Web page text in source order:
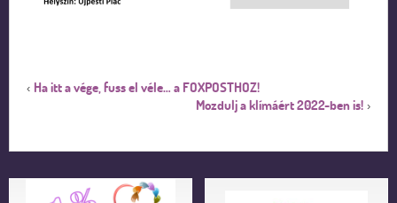
‹ Ha itt a vége, fuss el véle… a FOXPOSTHOZ!
Mozdulj a klímáért 2022-ben is! ›